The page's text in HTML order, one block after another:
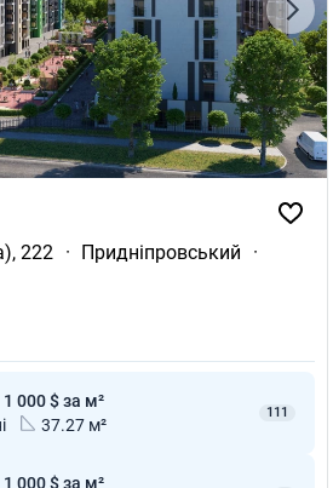
222 · Придніпровський
·
1 000 $ за м²
37.27 м²
111
1 000 $ за м²